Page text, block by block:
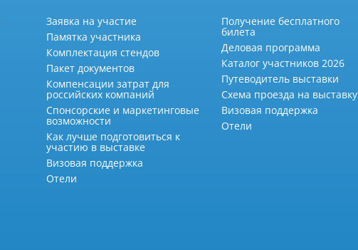
Заявка на участие
Памятка участника
Комплектация стендов
Пакет документов
Компенсации затрат для
российских компаний
Спонсорские и маркетинговые
возможности
Как лучше подготовиться к
участию в выставке
Визовая поддержка
Отели
Получение бесплатного
билета
Деловая программа
Каталог участников 2026
Путеводитель выставки
Схема проезда на выставку
Визовая поддержка
Отели